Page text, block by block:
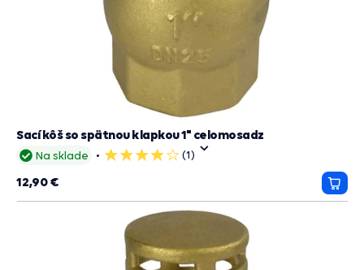
Na sklade
4
(1)
Sací kôš so spätnou klapkou 1" celomosadz
12,90 €
do